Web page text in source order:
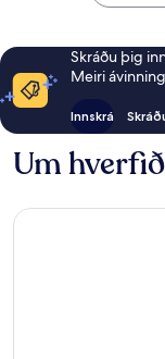
Skráðu þig
Meiri
Innskrá
Um hverfið